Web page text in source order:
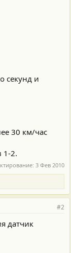
секунд и
30 км/час
1-2.
3 Фев 2010
#2
датчик